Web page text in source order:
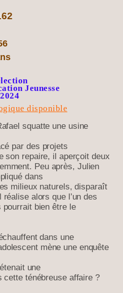
Jeunesse
2024
disponible
squatte une usine
par des projets
son repaire, il aperçoit deux
Peu après, Julien
dans
milieux naturels, disparaît
réalise alors que l’undes
pourrait bien être le
dans une
mène une enquête
une
cette ténébreuse affaire ?